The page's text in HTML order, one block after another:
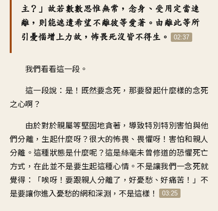
主 ？」 故若數數思惟無常 ， 念身、受用定當速
離 ， 則能遮遣希望不離彼等愛著 。 由離此等所
引憂惱增上力故 ， 怖畏死沒皆不得生 。 02:37
我們看看這一段 。
這一段說：是 ！ 既然要念死 ， 那要發起什麼樣的念死
之心啊 ？
由於對於親屬等堅固地貪著 ， 導致特別特別害怕與他
們分離 ， 生起什麼呀？很大的怖畏、畏懼呀 ！ 害怕和親人
分離 。 這種狀態是什麼呢 ？ 這是絲毫未曾修道的恐懼死亡
方式 ，在此並不是要生起這種心情 。 不是讓我們一念死就
覺得 ：「唉呀！要跟親人分離了 ，好憂愁、好痛苦 ！」 不
是要讓你進入憂愁的網和深淵 ， 不是這樣 ！ 03:25